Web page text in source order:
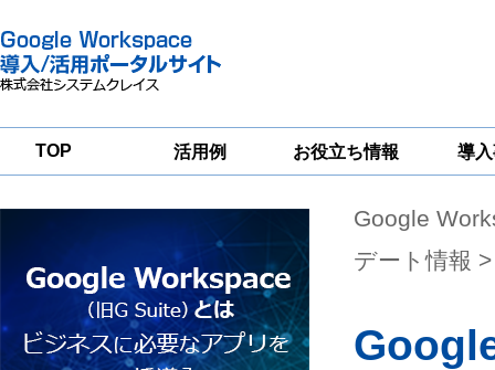
TOP 活用例 お役立ち情報
一
導
グループウェア
移行支援
Google
Workspace
セキュリティ
対策サービス
Google
デート情報